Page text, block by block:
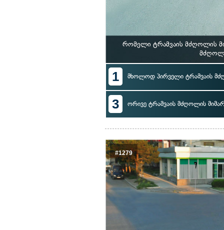
რომელი ტრამვაის მძღოლის
1 მხოლოდ პირველი ტრამვაის
3 ორივე ტრამვაის მძღოლის
#1279